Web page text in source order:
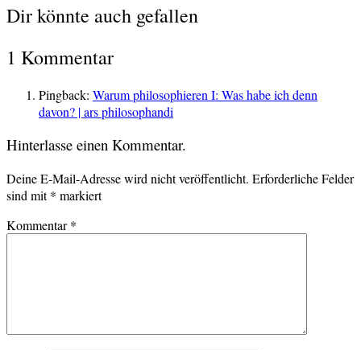
Dir könnte auch gefallen
1 Kommentar
Pingback: Warum philosophieren I: Was habe ich denn
davon? | ars philosophandi
Hinterlasse einen Kommentar.
Deine E-Mail-Adresse wird nicht veröffentlicht. Erforderliche Felder
sind mit* markiert
Kommentar*